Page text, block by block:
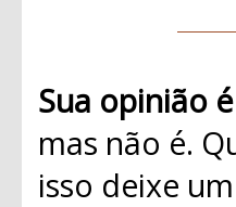
Sua opinião
mas não é.
isso deixe